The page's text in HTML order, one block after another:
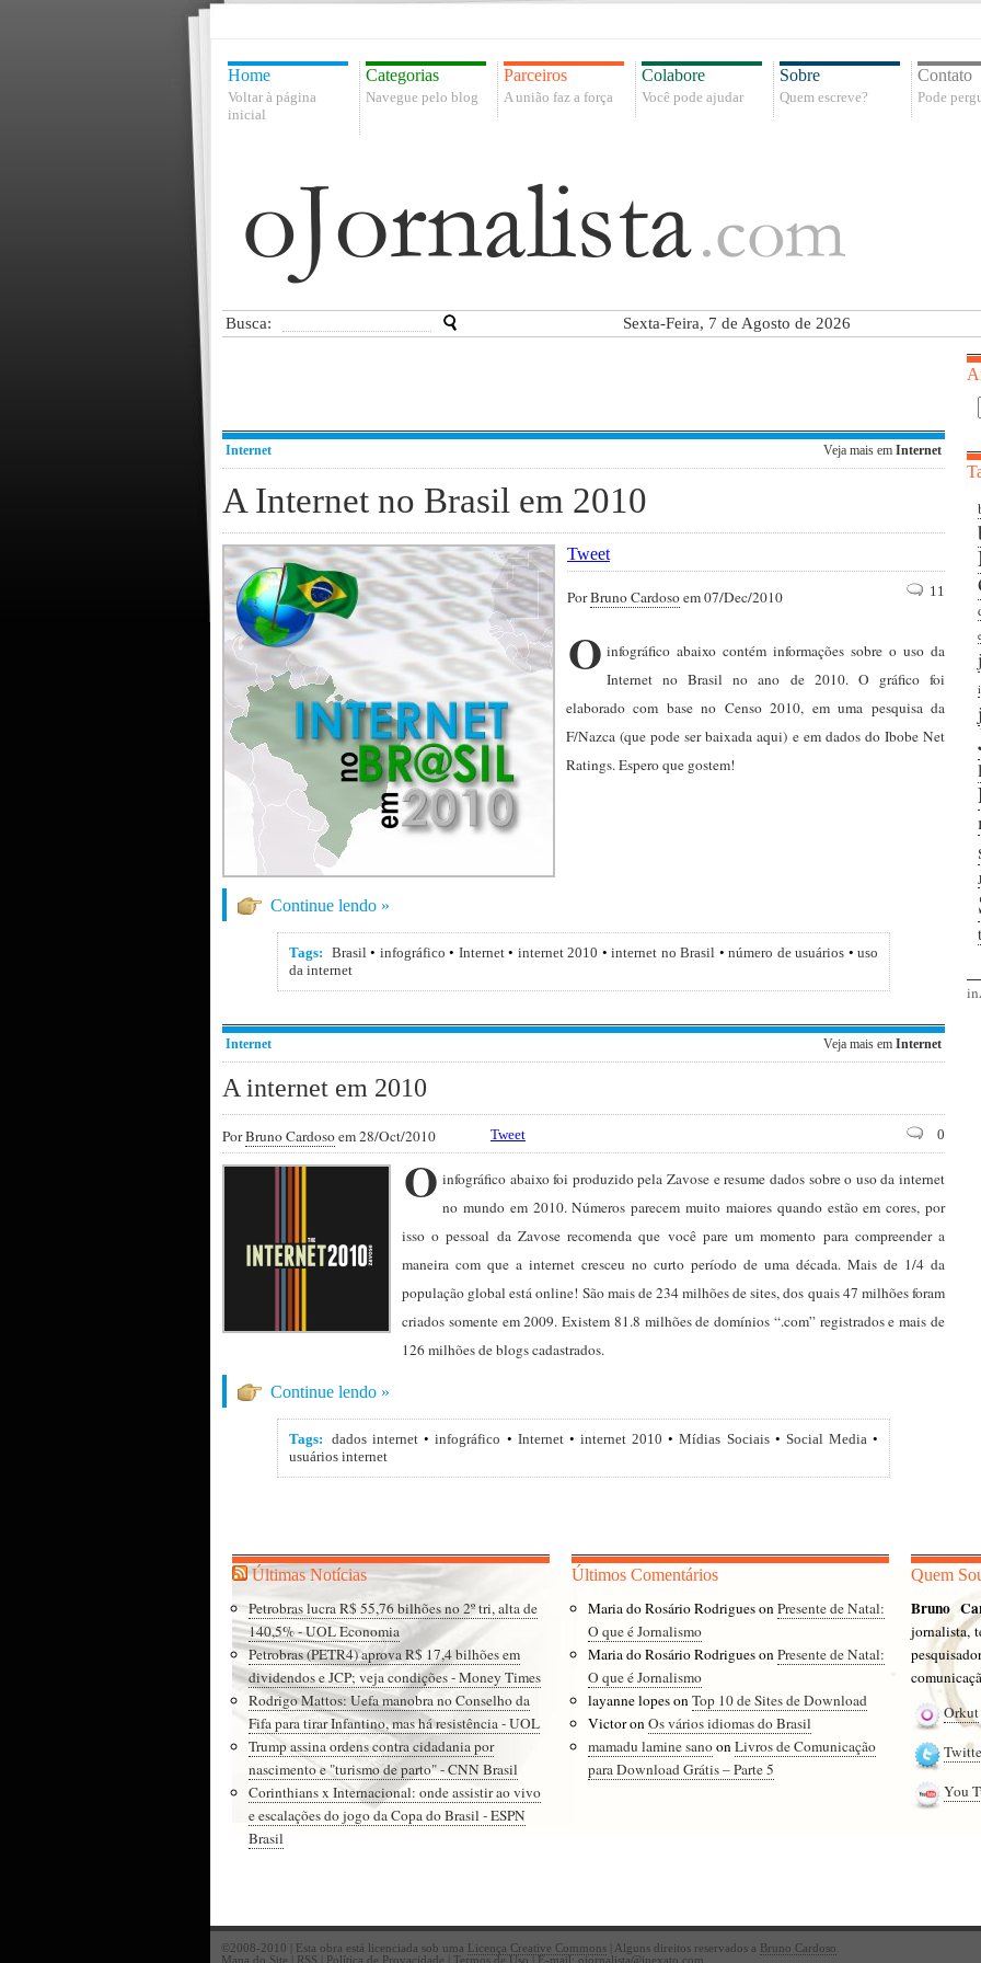
Home
Voltar à página
inicial
Categorias
Navegue pelo blog
Parceiros
A união faz a força
Colabore
Você pode ajudar
Sobre
Quem escreve?
Contato
Pode
Busca: Sexta-Feira, 7 de Agosto de 2026
Internet Veja mais em Internet
A Internet no Brasil em 2010
Tweet
PorBruno Cardosoem 07/Dec/2010 11
O infográfico abaixo contém informações sobre o uso da
Internet no Brasil no ano de 2010. O gráfico foi
elaborado com base no Censo 2010, em uma pesquisa da
F/Nazca (que pode ser baixada aqui) e em dados do Ibobe Net
Ratings. Espero que gostem!
Continue lendo »
Tags: Brasil • infográfico • Internet• internet 2010 •internet no Brasil •número de usuários •uso
da internet
Internet Veja mais em Internet
A internet em 2010
PorBruno Cardosoem 28/Oct/2010 Tweet 0
O infográfico abaixo foi produzido pela Zavose e resume dados sobre o uso da internet
no mundo em 2010. Números parecem muito maiores quando estão em cores, por
isso o pessoal da Zavose recomenda que você pare um momento para compreender a
maneira com que a internet cresceu no curto período de uma década. Mais de 1/4 da
população global está online! São mais de 234 milhões de sites, dos quais 47 milhões foram
criados somente em 2009. Existem 81.8 milhões de domínios “.com” registrados e mais de
126 milhões de blogs cadastrados.
Continue lendo »
Tags: dados internet •infográfico • Internet• internet 2010 •Mídias Sociais• Social Media•
usuários internet
Últimas Notícias
Petrobras lucra R$ 55,76 bilhões no 2º tri, alta de
140,5% - UOL Economia
Petrobras (PETR4) aprova R$ 17,4 bilhões em
dividendos e JCP; veja condições - Money Times
Rodrigo Mattos: Uefa manobra no Conselho da
Fifa para tirar Infantino, mas há resistência - UOL
Trump assina ordens contra cidadania por
nascimento e "turismo de parto" - CNN Brasil
Corinthians x Internacional: onde assistir ao vivo
e escalações do jogo da Copa do Brasil - ESPN
Brasil
Últimos Comentários
Maria do Rosário RodriguesonPresente de Natal:
O que é Jornalismo
Maria do Rosário RodriguesonPresente de Natal:
O que é Jornalismo
layanne lopesonTop 10 de Sites de Download
VictoronOs vários idiomas do Brasil
mamadu lamine sanoonLivros de Comunicação
para Download Grátis – Parte 5
Quem
Bruno
jornalista,
Orkut
You
©2008-2010 | Esta obra está licenciada sob uma Licença Creative Commons | Alguns direitos reservados a Bruno Cardoso
Mapa do Site
RSS | Política de Provacidade | Termos de Uso | E-mail: ojornalista@inexato.com